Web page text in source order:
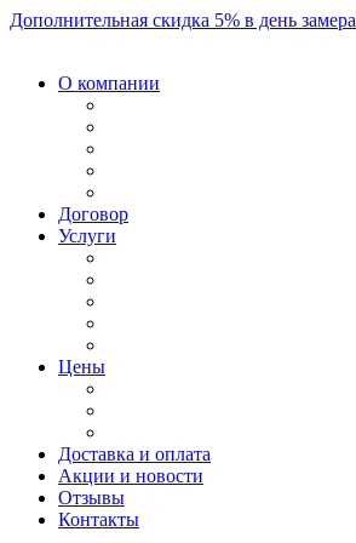
Дополнительная скидка 5% в день замера
О компании
Договор
Услуги
Цены
Доставка и оплата
Акции и новости
Отзывы
Контакты